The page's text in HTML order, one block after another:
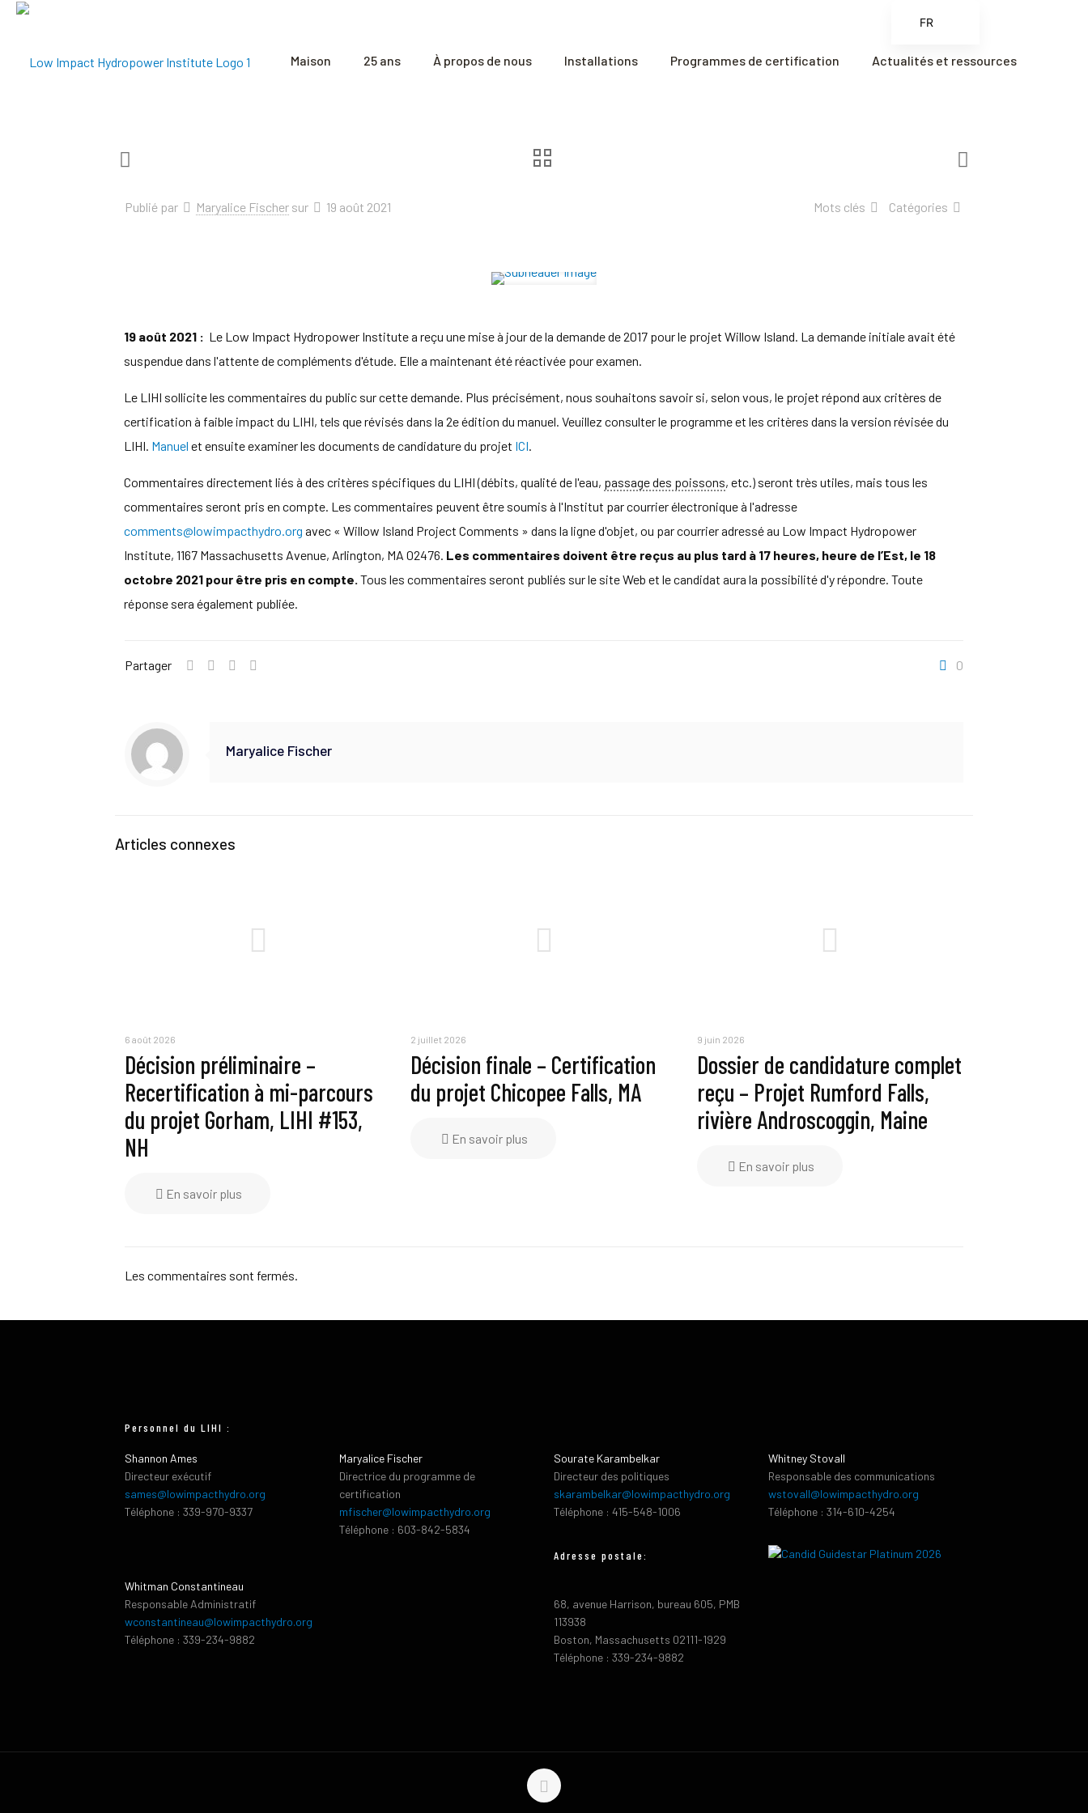
Maison 25 ans À propos de nous Installations Programmes de certification Actualités et ressources
Publié par Maryalice Fischer sur 19 août 2021 Catégories
Mots clés
19 août 2021 : Le Low Impact Hydropower Institute a reçu une mise à jour de la demande de 2017 pour le projet Willow Island. La demande initiale avait été
suspendue dans l'attente de compléments d'étude. Elle a maintenant été réactivée pour examen.
Le LIHI sollicite les commentaires du public sur cette demande. Plus précisément, nous souhaitons savoir si, selon vous, le projet répond aux critères de
certification à faible impact du LIHI, tels que révisés dans la 2e édition du manuel. Veuillez consulter le programme et les critères dans la version révisée du
LIHI. Manuel et ensuite examiner les documents de candidature du projet ICI.
Commentaires directement liés à des critères spécifiques du LIHI (débits, qualité de l'eau, passage des poissons, etc.) seront très utiles, mais tous les
commentaires seront pris en compte. Les commentaires peuvent être soumis à l'Institut par courrier électronique à l'adresse
comments@lowimpacthydro.org avec « Willow Island Project Comments » dans la ligne d'objet, ou par courrier adressé au Low Impact Hydropower
Institute, 1167 Massachusetts Avenue, Arlington, MA 02476. Les commentaires doivent être reçus au plus tard à 17 heures, heure de l’Est, le 18
octobre 2021 pour être pris en compte. Tous les commentaires seront publiés sur le site Web et le candidat aura la possibilité d'y répondre. Toute
réponse sera également publiée.
Partager 0
Maryalice Fischer
Articles connexes
6 août 2026
Décision préliminaire –
Recertification à mi-parcours
du projet Gorham, LIHI #153,
NH
En savoir plus
2 juillet 2026
Décision finale – Certification
du projet Chicopee Falls, MA
En savoir plus
9 juin 2026
Dossier de candidature complet
reçu – Projet Rumford Falls,
rivière Androscoggin, Maine
En savoir plus
Les commentaires sont fermés.
Personnel du LIHI :
Shannon Ames
Directeur exécutif
sames@lowimpacthydro.org
Téléphone : 339-970-9337
Whitman Constantineau
Responsable Administratif
wconstantineau@lowimpacthydro.org
Téléphone : 339-234-9882
Maryalice Fischer
Directrice du programme de
certification
mfischer@lowimpacthydro.org
Téléphone : 603-842-5834
Sourate Karambelkar
Directeur des politiques
skarambelkar@lowimpacthydro.org
Téléphone : 415-548-1006
Adresse postale:
68, avenue Harrison, bureau 605, PMB
113938
Boston, Massachusetts 02111-1929
Téléphone : 339-234-9882
Whitney Stovall
Responsable des communications
wstovall@lowimpacthydro.org
Téléphone : 314-610-4254
FR